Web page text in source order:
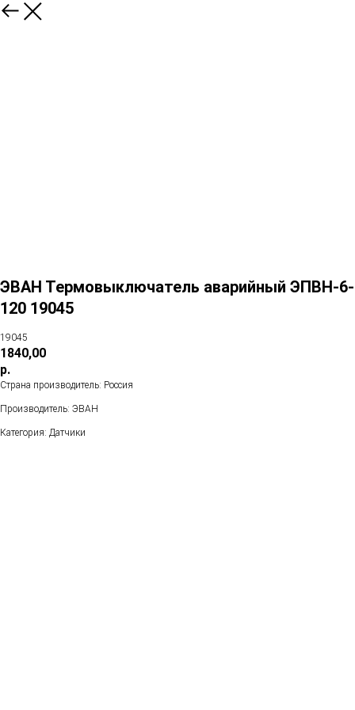
ЭВАН Термовыключатель аварийный ЭПВН-6-
120 19045
19045
1840,00
р.
Страна производитель: Россия
Производитель: ЭВАН
Категория: Датчики